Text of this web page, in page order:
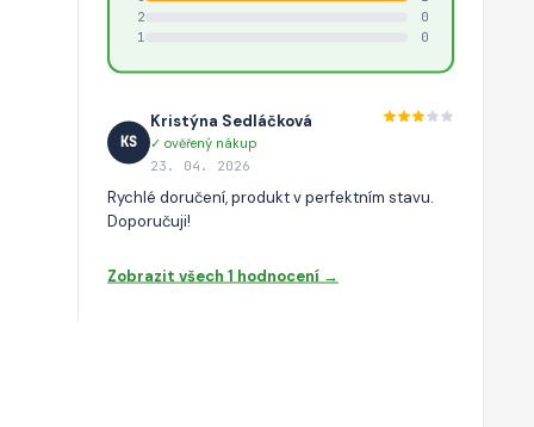
2
0
1
0
KS
Kristýna Sedláčková
✓ ověřený nákup
23. 04. 2026
Rychlé doručení, produkt v perfektním stavu.
Doporučuji!
Zobrazit všech 1 hodnocení →